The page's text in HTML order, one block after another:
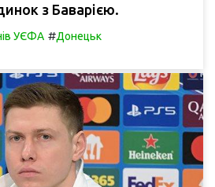
з Баварією.
УЄФА #Донецьк